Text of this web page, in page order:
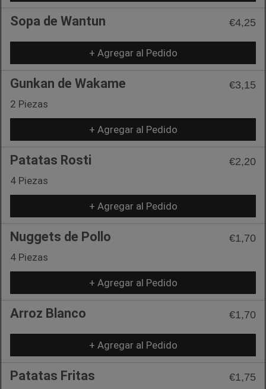
Sopa de Wantun €4,25
+ Agregar al Pedido
Gunkan de Wakame
€3,15
2 Piezas
+ Agregar al Pedido
Patatas Rosti
€2,20
4 Piezas
+ Agregar al Pedido
Nuggets de Pollo
€1,70
4 Piezas
+ Agregar al Pedido
Arroz Blanco €1,70
+ Agregar al Pedido
Patatas Fritas €1,75